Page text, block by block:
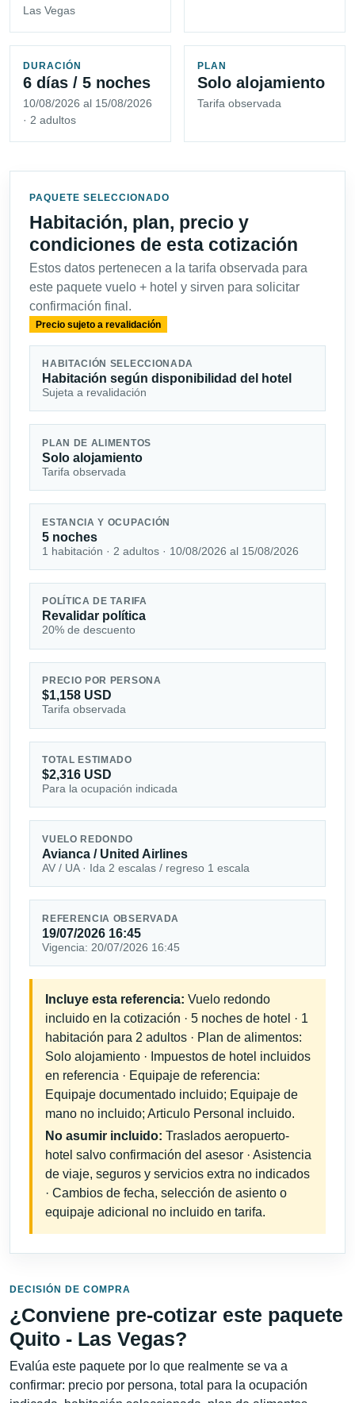
Las Vegas
DURACIÓN
6 días / 5 noches
10/08/2026 al 15/08/2026
· 2 adultos
PLAN
Solo alojamiento
Tarifa observada
PAQUETE SELECCIONADO
Habitación, plan, precio y
condiciones de esta cotización
Estos datos pertenecen a la tarifa observada para
este paquete vuelo + hotel y sirven para solicitar
confirmación final.
Precio sujeto a revalidación
HABITACIÓN SELECCIONADA
Habitación según disponibilidad del hotel
Sujeta a revalidación
PLAN DE ALIMENTOS
Solo alojamiento
Tarifa observada
ESTANCIA Y OCUPACIÓN
5 noches
1 habitación · 2 adultos · 10/08/2026 al 15/08/2026
POLÍTICA DE TARIFA
Revalidar política
20% de descuento
PRECIO POR PERSONA
$1,158 USD
Tarifa observada
TOTAL ESTIMADO
$2,316 USD
Para la ocupación indicada
VUELO REDONDO
Avianca / United Airlines
AV / UA · Ida 2 escalas / regreso 1 escala
REFERENCIA OBSERVADA
19/07/2026 16:45
Vigencia: 20/07/2026 16:45
Incluye esta referencia: Vuelo redondo
incluido en la cotización · 5 noches de hotel · 1
habitación para 2 adultos · Plan de alimentos:
Solo alojamiento · Impuestos de hotel incluidos
en referencia · Equipaje de referencia:
Equipaje documentado incluido; Equipaje de
mano no incluido; Articulo Personal incluido.
No asumir incluido: Traslados aeropuerto-
hotel salvo confirmación del asesor · Asistencia
de viaje, seguros y servicios extra no indicados
· Cambios de fecha, selección de asiento o
equipaje adicional no incluido en tarifa.
DECISIÓN DE COMPRA
¿Conviene pre-cotizar este paquete
Quito - Las Vegas?
Evalúa este paquete por lo que realmente se va a
confirmar: precio por persona, total para la ocupación